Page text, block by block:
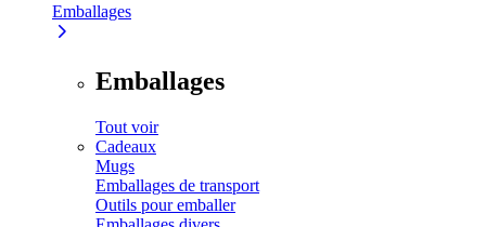
Emballages
Emballages
Tout voir
Cadeaux
Mugs
Emballages de transport
Outils pour emballer